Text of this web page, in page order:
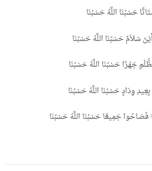
حَسْبُنَا اللَّهُ حَسْبُنَا
سَلاَمٌ حَسْبُنَا اللَّهُ حَسْبُنَا
جَهْرًا حَسْبُنَا اللَّهُ حَسْبُنَا
وِدَادٍ حَسْبُنَا اللَّهُ حَسْبُنَا
جَمِيعًا حَسْبُنَا اللَّهُ حَسْبُنَا